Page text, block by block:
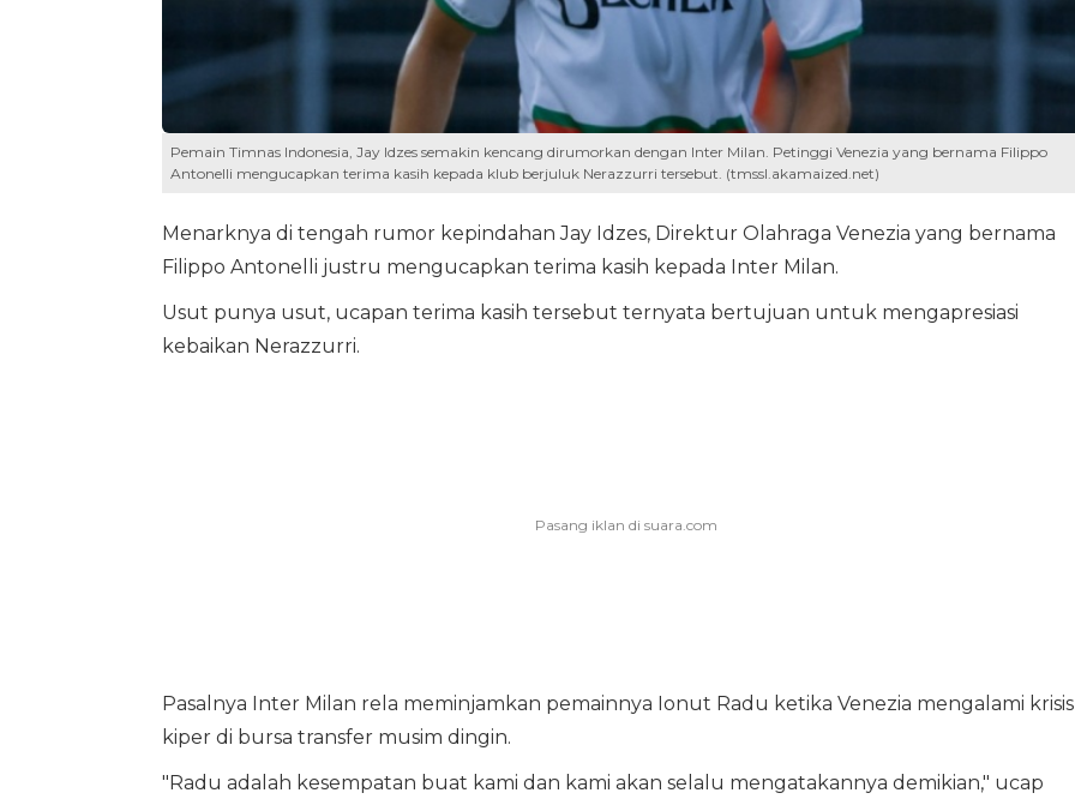
Pemain Timnas Indonesia, Jay Idzes semakin kencang dirumorkan dengan Inter Milan. Petinggi Venezia yang bernama Filippo
Antonelli mengucapkan terima kasih kepada klub berjuluk Nerazzurri tersebut. (tmssl.akamaized.net)
Menarknya di tengah rumor kepindahan Jay Idzes, Direktur Olahraga Venezia yang bernama
Filippo Antonelli justru mengucapkan terima kasih kepada Inter Milan.
Usut punya usut, ucapan terima kasih tersebut ternyata bertujuan untuk mengapresiasi
kebaikan Nerazzurri.
Pasalnya Inter Milan rela meminjamkan pemainnya Ionut Radu ketika Venezia mengalami krisis
kiper di bursa transfer musim dingin.
"Radu adalah kesempatan buat kami dan kami akan selalu mengatakannya demikian," ucap